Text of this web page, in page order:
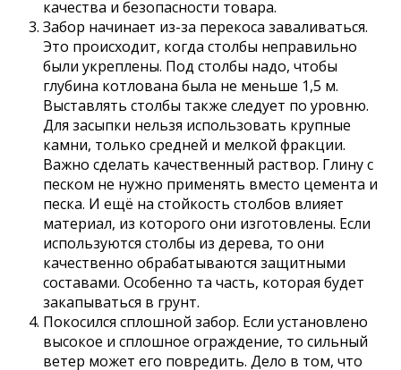
качества и безопасности товара.
Забор начинает из-за перекоса заваливаться.
Это происходит, когда столбы неправильно
были укреплены. Под столбы надо, чтобы
глубина котлована была не меньше 1,5 м.
Выставлять столбы также следует по уровню.
Для засыпки нельзя использовать крупные
камни, только средней и мелкой фракции.
Важно сделать качественный раствор. Глину с
песком не нужно применять вместо цемента и
песка. И ещё на стойкость столбов влияет
материал, из которого они изготовлены. Если
используются столбы из дерева, то они
качественно обрабатываются защитными
составами. Особенно та часть, которая будет
закапываться в грунт.
Покосился сплошной забор. Если установлено
высокое и сплошное ограждение, то сильный
ветер может его повредить. Дело в том, что